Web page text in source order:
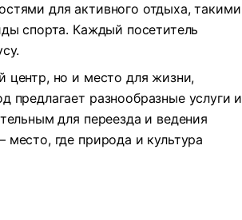
для активного отдыха, такими
спорта. Каждый посетитель
центр, но и место для жизни,
предлагает разнообразные услуги и
для переезда и ведения
где природа и культура